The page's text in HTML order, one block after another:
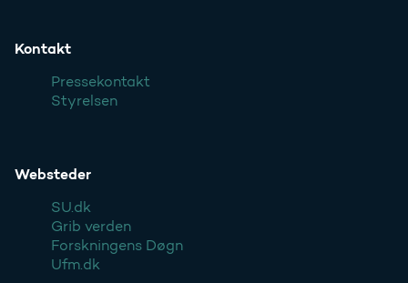
Kontakt
Pressekontakt
Styrelsen
Websteder
SU.dk
Grib verden
Forskningens Døgn
Ufm.dk